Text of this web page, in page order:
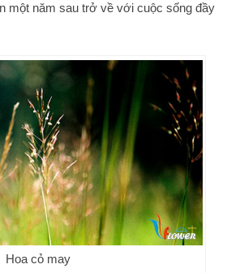
một năm sau trở về với cuộc sống đầy
Hoa cỏ may